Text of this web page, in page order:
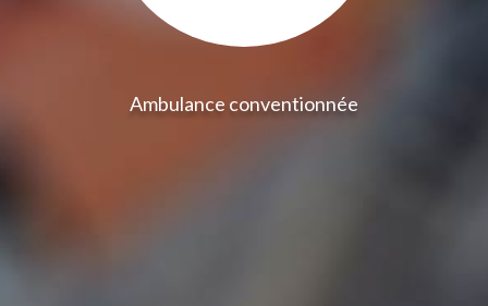
Ambulance conventionnée